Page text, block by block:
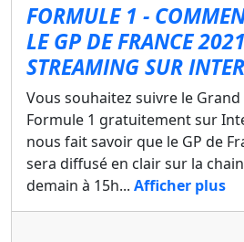
FORMULE 1 -
LE GP DE FRANCE
STREAMING SUR
Vous souhaitez suivre le
Formule 1 gratuitement sur
nous fait savoir que le GP de
sera diffusé en clair sur la
demain à 15h... Afficher plus